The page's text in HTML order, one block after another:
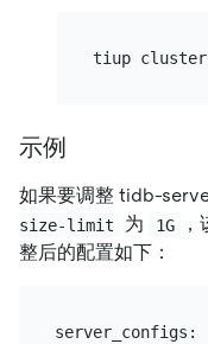
tiup cluster
示例
如果要调整 tidb-
size-limit
为 1G
整后的配置如下：
server_configs: